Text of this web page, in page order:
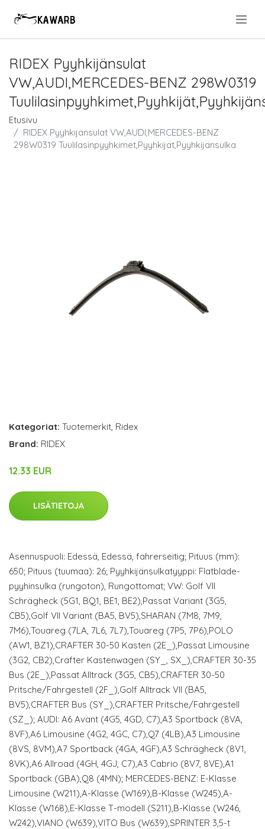
RIDEX Pyyhkijänsulat
VW,AUDI,MERCEDES-BENZ 298W0319
Etusivu
RIDEX Pyyhkijänsulat VW,AUDI,MERCEDES-BENZ
298W0319 Tuulilasinpyyhkimet,Pyyhkijät,Pyyhkijänsulka
Kategoriat: Tuotemerkit, Ridex
Brand: RIDEX
12.33 EUR
LISÄTIETOJA
Asennuspuoli: Edessä, Edessä, fahrerseitig; Pituus (mm):
650; Pituus (tuumaa): 26; Pyyhkijänsulkatyyppi: Flatblade-
pyyhinsulka (rungoton), Rungottomat; VW: Golf VII
Schrägheck (5G1, BQ1, BE1, BE2),Passat Variant (3G5,
CB5),Golf VII Variant (BA5, BV5),SHARAN (7M8, 7M9,
7M6),Touareg (7LA, 7L6, 7L7),Touareg (7P5, 7P6),POLO
(AW1, BZ1),CRAFTER 30-50 Kasten (2E_),Passat Limousine
(3G2, CB2),Crafter Kastenwagen (SY_, SX_),CRAFTER 30-35
Bus (2E_),Passat Alltrack (3G5, CB5),CRAFTER 30-50
Pritsche/Fahrgestell (2F_),Golf Alltrack VII (BA5,
BV5),CRAFTER Bus (SY_),CRAFTER Pritsche/Fahrgestell
(SZ_); AUDI: A6 Avant (4G5, 4GD, C7),A3 Sportback (8VA,
8VF),A6 Limousine (4G2, 4GC, C7),Q7 (4LB),A3 Limousine
(8VS, 8VM),A7 Sportback (4GA, 4GF),A3 Schrägheck (8V1,
8VK),A6 Allroad (4GH, 4GJ, C7),A3 Cabrio (8V7, 8VE),A1
Sportback (GBA),Q8 (4MN); MERCEDES-BENZ: E-Klasse
Limousine (W211),A-Klasse (W169),B-Klasse (W245),A-
Klasse (W168),E-Klasse T-modell (S211),B-Klasse (W246,
W242),VIANO (W639),VITO Bus (W639),SPRINTER 3,5-t